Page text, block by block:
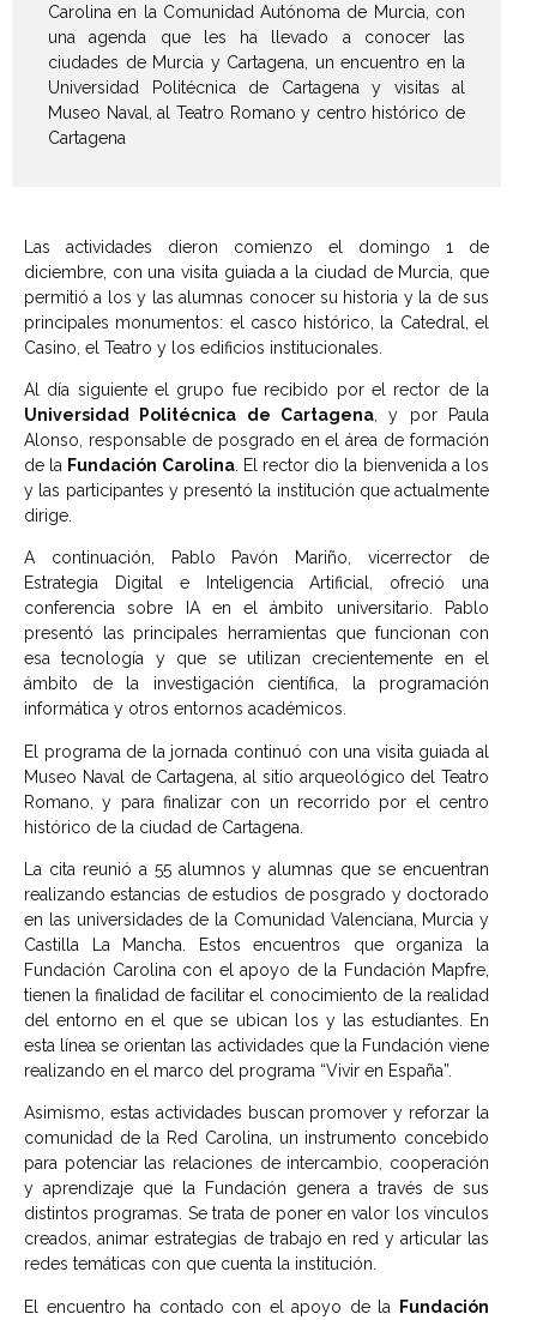
Carolina en la Comunidad Autónoma de Murcia, con
una agenda que les ha llevado a conocer las
ciudades de Murcia y Cartagena, un encuentro en la
Universidad Politécnica de Cartagena y visitas al
Museo Naval, al Teatro Romano y centro histórico de
Cartagena
Las actividades dieron comienzo el domingo 1 de
diciembre, con una visita guiada a la ciudad de Murcia, que
permitió a los y las alumnas conocer su historia y la de sus
principales monumentos: el casco histórico, la Catedral, el
Casino, el Teatro y los edificios institucionales.
Al día siguiente el grupo fue recibido por el rector de la
Universidad Politécnica de Cartagena , y por Paula
Alonso, responsable de posgrado en el área de formación
de la Fundación Carolina. El rector dio la bienvenida a los
y las participantes y presentó la institución que actualmente
dirige.
A continuación, Pablo Pavón Mariño, vicerrector de
Estrategia Digital e Inteligencia Artificial, ofreció una
conferencia sobre IA en el ámbito universitario. Pablo
presentó las principales herramientas que funcionan con
esa tecnología y que se utilizan crecientemente en el
ámbito de la investigación científica, la programación
informática y otros entornos académicos.
El programa de la jornada continuó con una visita guiada al
Museo Naval de Cartagena, al sitio arqueológico del Teatro
Romano, y para finalizar con un recorrido por el centro
histórico de la ciudad de Cartagena.
La cita reunió a 55 alumnos y alumnas que se encuentran
realizando estancias de estudios de posgrado y doctorado
en las universidades de la Comunidad Valenciana, Murcia y
Castilla La Mancha. Estos encuentros que organiza la
Fundación Carolina con el apoyo de la Fundación Mapfre,
tienen la finalidad de facilitar el conocimiento de la realidad
del entorno en el que se ubican los y las estudiantes. En
esta línea se orientan las actividades que la Fundación viene
realizando en el marco del programa “Vivir en España”.
Asimismo, estas actividades buscan promover y reforzar la
comunidad de la Red Carolina, un instrumento concebido
para potenciar las relaciones de intercambio, cooperación
y aprendizaje que la Fundación genera a través de sus
distintos programas. Se trata de poner en valor los vínculos
creados, animar estrategias de trabajo en red y articular las
redes temáticas con que cuenta la institución.
El encuentro ha contado con el apoyo de la
Fundación